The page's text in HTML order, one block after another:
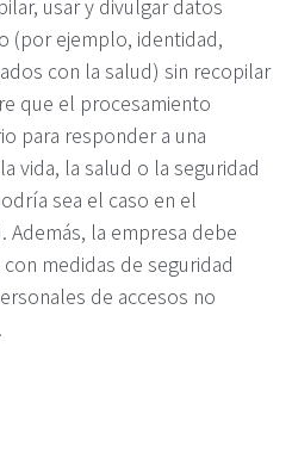
usar y divulgar datos
(por ejemplo, identidad,
con la salud) sin recopilar
que el procesamiento
para responder a una
vida, la salud o la seguridad
sea ​​el caso en el
la empresa debe
medidas de seguridad
de accesos no